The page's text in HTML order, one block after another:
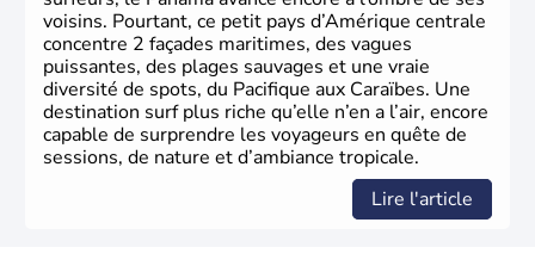
voisins. Pourtant, ce petit pays d’Amérique centrale
concentre 2 façades maritimes, des vagues
puissantes, des plages sauvages et une vraie
diversité de spots, du Pacifique aux Caraïbes. Une
destination surf plus riche qu’elle n’en a l’air, encore
capable de surprendre les voyageurs en quête de
sessions, de nature et d’ambiance tropicale.
Lire l'article